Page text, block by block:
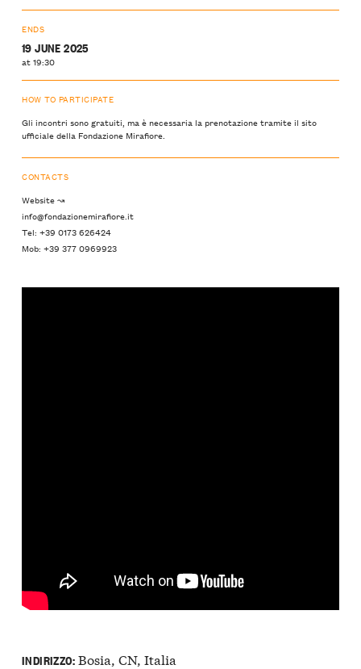
ENDS
19 JUNE 2025
at 19:30
HOW TO PARTICIPATE
Gli incontri sono gratuiti, ma è necessaria la prenotazione tramite il sito
ufficiale della Fondazione Mirafiore.
CONTACTS
Website ↝
info@fondazionemirafiore.it
Tel: +39 0173 626424
Mob: +39 377 0969923
INDIRIZZO:Bosia, CN, Italia